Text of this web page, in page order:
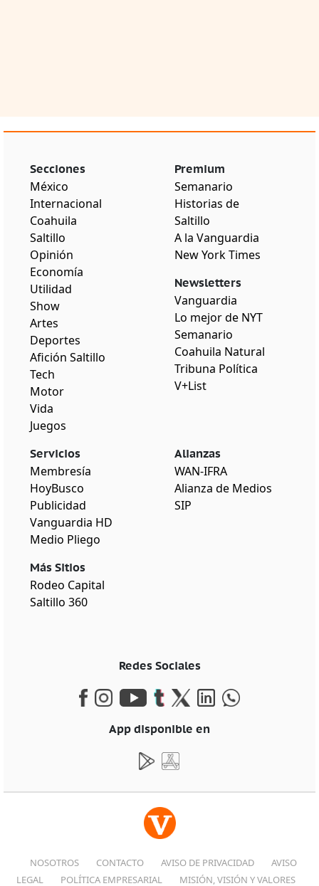
Secciones
México
Internacional
Coahuila
Saltillo
Opinión
Economía
Utilidad
Show
Artes
Deportes
Afición Saltillo
Tech
Motor
Vida
Juegos
Premium
Semanario
Historias de
Saltillo
A la Vanguardia
New York Times
Newsletters
Vanguardia
Lo mejor de NYT
Semanario
Coahuila Natural
Tribuna Política
V+List
Servicios
Membresía
HoyBusco
Publicidad
Vanguardia HD
Medio Pliego
Más Sitios
Rodeo Capital
Saltillo 360
Alianzas
WAN-IFRA
Alianza de Medios
SIP
Redes Sociales
App disponible en
NOSOTROS CONTACTO AVISO DE PRIVACIDAD
AVISO
LEGAL
POLÍTICA EMPRESARIAL MISIÓN, VISIÓN Y VALORES